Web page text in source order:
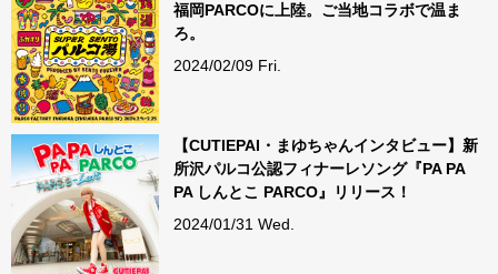
福岡PARCOに上陸。ご当地コラボで温ま
ろ。
2024/02/09 Fri.
【CUTIEPAI・まゆちゃんインタビュー】新
所沢パルコ公認フィナーレソング『PA PA
PA しんとこ PARCO』リリース！
2024/01/31 Wed.